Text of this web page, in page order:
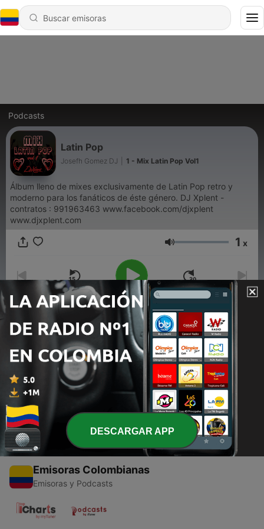
Podcasts
Latin Pop
Josefh Gomez DJ 1 - Mix Latin Pop Vol1
Álbum lleno de mixes exclusivamente de Latin Pop retro y
moderno para los fanáticos de éste género. DJ Xplent -
contratos : 991963463 www.facebook.com/djxplent
www.djxplent.com
Volumen 1 x
00:00
Episodios
1 - Mix Latin Pop Vol1
25 mar. 2020
Emisoras Colombianas
Emisoras y Podcasts
DESCARGAR APP